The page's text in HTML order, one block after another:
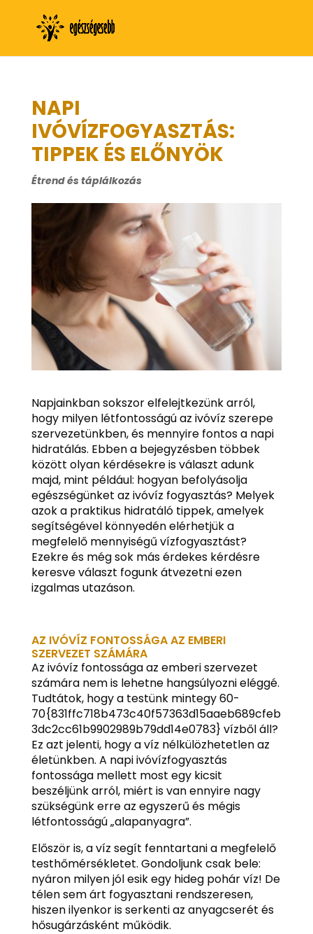
NAPI
IVÓVÍZFOGYASZTÁS:
TIPPEK ÉS ELŐNYÖK
Étrend és táplálkozás
Napjainkban sokszor elfelejtkezünk arról,
hogy milyen létfontosságú az ivóvíz szerepe
szervezetünkben, és mennyire fontos a napi
hidratálás. Ebben a bejegyzésben többek
között olyan kérdésekre is választ adunk
majd, mint például: hogyan befolyásolja
egészségünket az ivóvíz fogyasztás? Melyek
azok a praktikus hidratáló tippek, amelyek
segítségével könnyedén elérhetjük a
megfelelő mennyiségű vízfogyasztást?
Ezekre és még sok más érdekes kérdésre
keresve választ fogunk átvezetni ezen
izgalmas utazáson.
AZ IVÓVÍZ FONTOSSÁGA AZ EMBERI
SZERVEZET SZÁMÁRA
Az ivóvíz fontossága az emberi szervezet
számára nem is lehetne hangsúlyozni eléggé.
Tudtátok, hogy a testünk mintegy 60-
70{831ffc718b473c40f57363d15aaeb689cfeb
3dc2cc61b9902989b79dd14e0783} vízből áll?
Ez azt jelenti, hogy a víz nélkülözhetetlen az
életünkben. A napi ivóvízfogyasztás
fontossága mellett most egy kicsit
beszéljünk arról, miért is van ennyire nagy
szükségünk erre az egyszerű és mégis
létfontosságú „alapanyagra”.
Először is, a víz segít fenntartani a megfelelő
testhőmérsékletet. Gondoljunk csak bele:
nyáron milyen jól esik egy hideg pohár víz! De
télen sem árt fogyasztani rendszeresen,
hiszen ilyenkor is serkenti az anyagcserét és
hősugárzásként működik.